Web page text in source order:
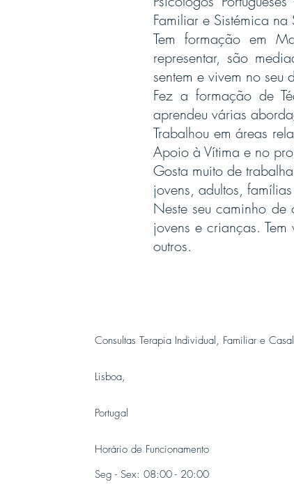
Familiar e Sistémica na
Tem formação em
representar, são
sentem e vivem no seu
Fez a formação de
aprendeu várias
Trabalhou em áreas
Apoio à Vítima e no
Gosta muito de
jovens, adultos,
Neste seu caminho
jovens e crianças.
outros.
Consultas Terapia Individual, Familiar e Casal
Lisboa,
Portugal
Horário de Funcionamento
Seg - Sex: 08:00 - 20:00